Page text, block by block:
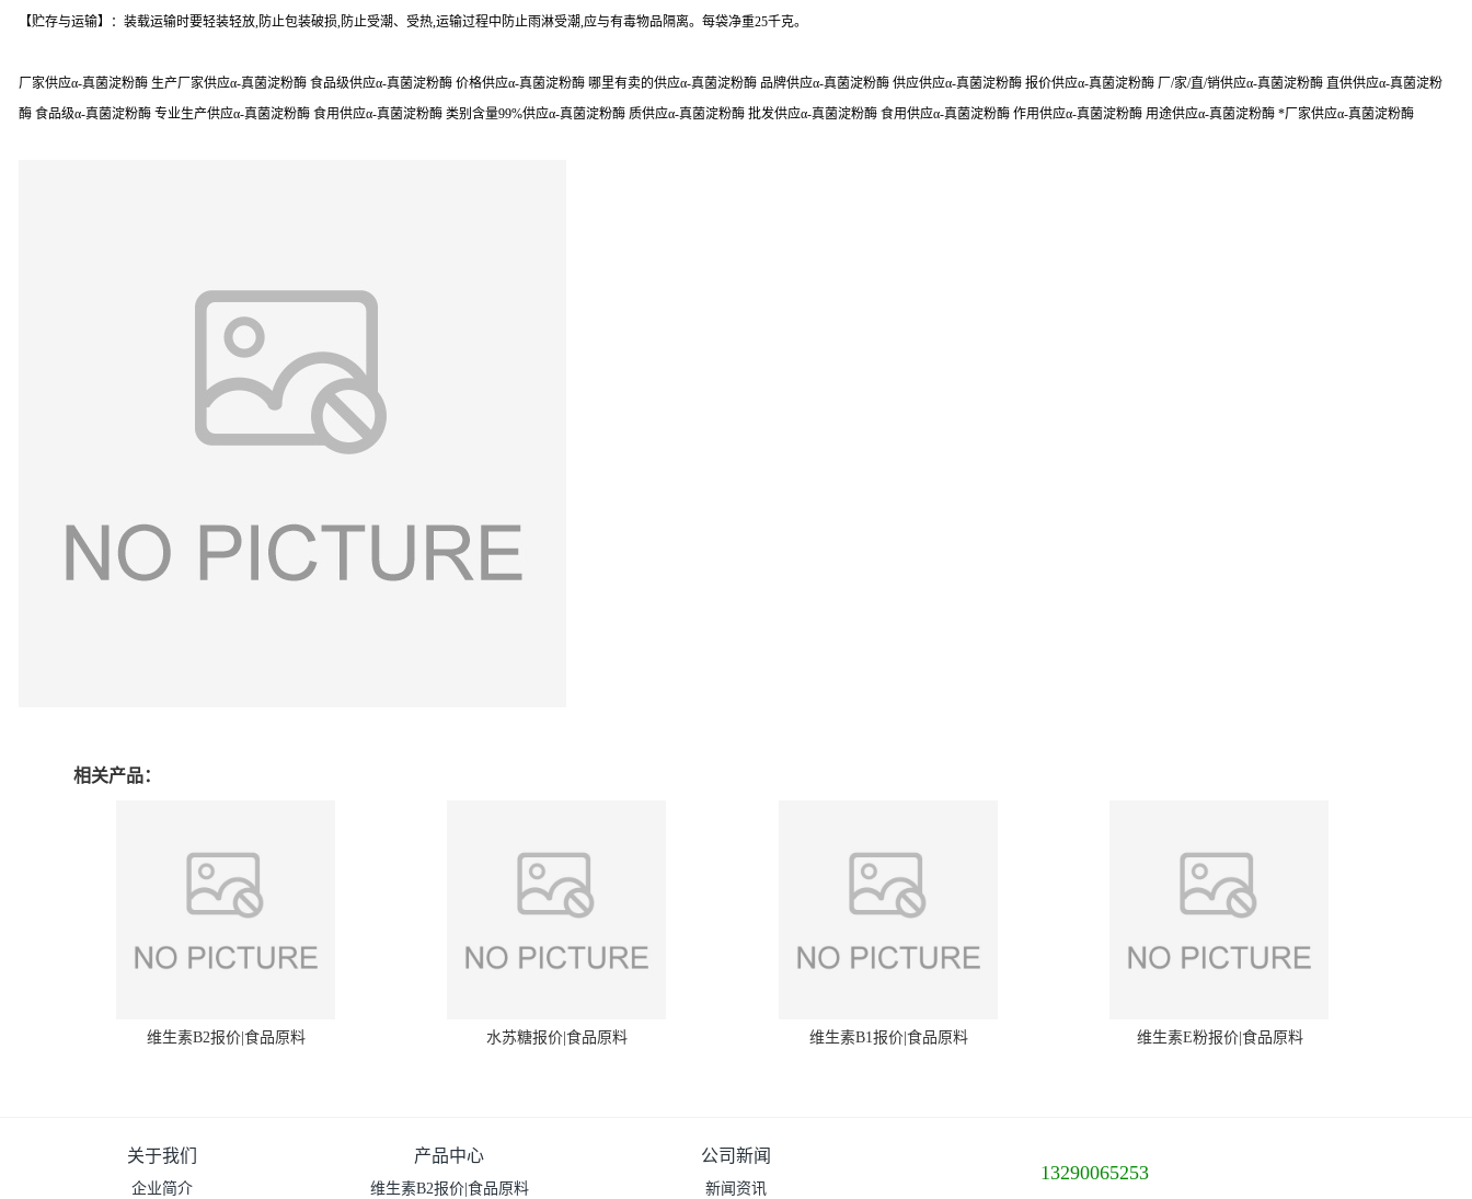
【贮存与运输】：装载运输时要轻装轻放,防止包装破损,防止受潮、受热,运输过程中防止雨淋受潮,应与有毒物品隔离。每袋净重25千克。
厂家供应α-真菌淀粉酶 生产厂家供应α-真菌淀粉酶 食品级供应α-真菌淀粉酶 价格供应α-真菌淀粉酶 哪里有卖的供应α-真菌淀粉酶 品牌供应α-真菌淀粉酶 供应供应α-真菌淀粉酶 报价供应α-真菌淀粉酶 厂/家/直/销供应α-真菌淀粉酶 直供供应α-真菌淀粉
酶 食品级α-真菌淀粉酶 专业生产供应α-真菌淀粉酶 食用供应α-真菌淀粉酶 类别含量99%供应α-真菌淀粉酶 质供应α-真菌淀粉酶 批发供应α-真菌淀粉酶 食用供应α-真菌淀粉酶 作用供应α-真菌淀粉酶 用途供应α-真菌淀粉酶 *厂家供应α-真菌淀粉酶
相关产品：
维生素B2报价|食品原料 水苏糖报价|食品原料 维生素B1报价|食品原料 维生素E粉报价|食品原料
关于我们
企业简介
产品中心
维生素B2报价|食品原料
公司新闻
新闻资讯
13290065253